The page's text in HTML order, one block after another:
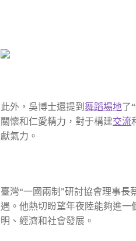
此外，吳博士還提到舞蹈場地了
關懷和仁愛精力，對于構建交流
獻氣力。
臺灣“一國兩制”研討協會理事長
遇。他熱切盼望年夜陸能夠進
明、經濟和社會發展。